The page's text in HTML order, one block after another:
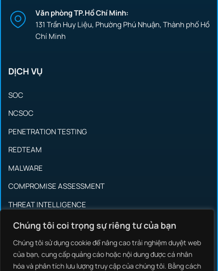
Chúng tôi coi trọng sự riêng tư của bạn
Chúng tôi sử dụng cookie để nâng cao trải nghiệm duyệt web
của bạn, cung cấp quảng cáo hoặc nội dung được cá nhân
hóa và phân tích lưu lượng truy cập của chúng tôi. Bằng cách
Văn phòng TP.Hồ Chí Minh:
131 Trần Huy Liệu, Phường Phú Nhuận, Thành phố Hồ
Chí Minh
DỊCH VỤ
SOC
NCSOC
PENETRATION TESTING
REDTEAM
MALWARE
COMPROMISE ASSESSMENT
THREAT INTELLIGENCE
INCIDENT RESPONSE
SYSTEM INTEGRATION
OT/ICS SECURITY